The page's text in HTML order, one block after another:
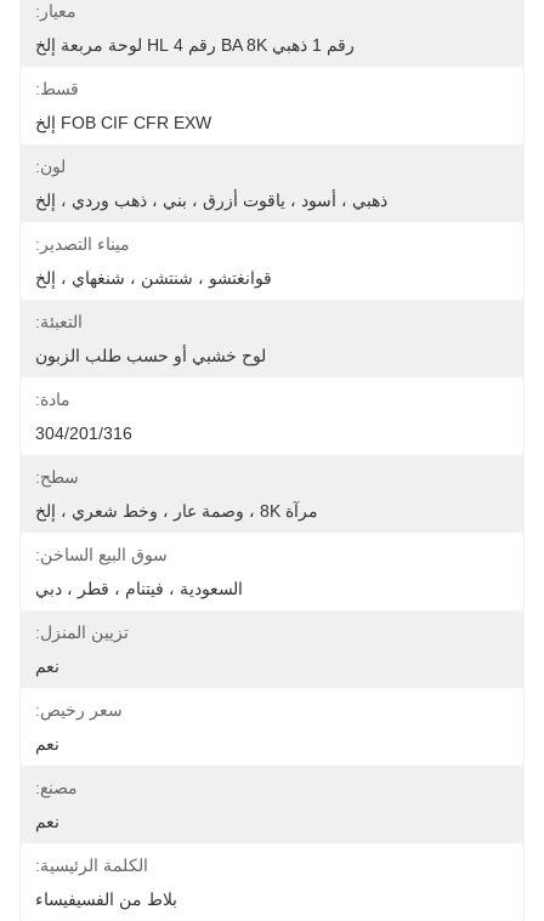
معيار:
رقم 1 ذهبي BA 8K رقم 4 HL لوحة مربعة إلخ
قسط:
FOB CIF CFR EXW إلخ
لون:
ذهبي ، أسود ، ياقوت أزرق ، بني ، ذهب وردي ، إلخ
ميناء التصدير:
قوانغتشو ، شنتشن ، شنغهاي ، إلخ
التعبئة:
لوح خشبي أو حسب طلب الزبون
مادة:
304/201/316
سطح:
مرآة 8K ، وصمة عار ، وخط شعري ، إلخ
سوق البيع الساخن:
السعودية ، فيتنام ، قطر ، دبي
تزيين المنزل:
نعم
سعر رخيص:
نعم
مصنع:
نعم
الكلمة الرئيسية:
بلاط من الفسيفيساء